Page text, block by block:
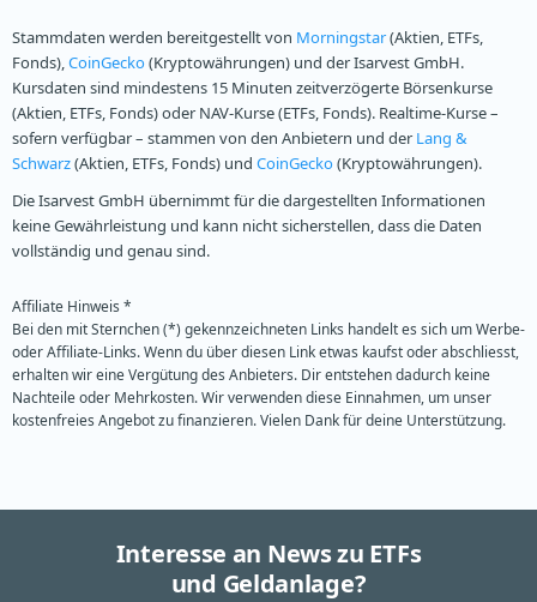
Stammdaten werden bereitgestellt von Morningstar(Aktien, ETFs,
Fonds),CoinGecko(Kryptowährungen) und der Isarvest GmbH.
Kursdaten sind mindestens 15 Minuten zeitverzögerte Börsenkurse
(Aktien, ETFs, Fonds) oder NAV-Kurse (ETFs, Fonds). Realtime-Kurse –
sofern verfügbar – stammen von den Anbietern und der Lang &
Schwarz(Aktien, ETFs, Fonds) und CoinGecko(Kryptowährungen).
Die Isarvest GmbH übernimmt für die dargestellten Informationen
keine Gewährleistung und kann nicht sicherstellen, dass die Daten
vollständig und genau sind.
Affiliate Hinweis *
Bei den mit Sternchen (*) gekennzeichneten Links handelt es sich um Werbe-
oder Affiliate-Links. Wenn du über diesen Link etwas kaufst oder abschliesst,
erhalten wir eine Vergütung des Anbieters. Dir entstehen dadurch keine
Nachteile oder Mehrkosten. Wir verwenden diese Einnahmen, um unser
kostenfreies Angebot zu finanzieren. Vielen Dank für deine Unterstützung.
Interesse an News zu ETFs
und Geldanlage?